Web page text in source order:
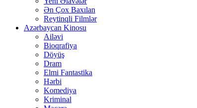
Ən Çox Baxılan
Reytinqli Filmlər
Azərbaycan Kinosu
Ailəvi
Bioqrafiya
Döyüş
Dram
Elmi Fantastika
Hərbi
Komediya
Kriminal